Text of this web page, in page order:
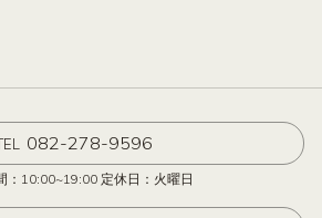
082-278-9596
：10:00~19:00 定休日：火曜日